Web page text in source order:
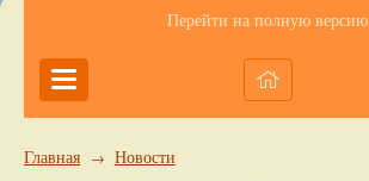
Перейти на полную версию
Главная → Новости